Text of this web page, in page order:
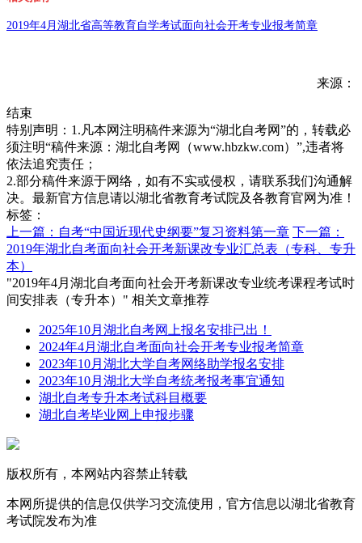
2019年4月湖北省高等教育自学考试面向社会开考专业报考简章
来源：
结束
特别声明：1.凡本网注明稿件来源为“湖北自考网”的，转载必
须注明“稿件来源：湖北自考网（www.hbzkw.com）”,违者将
依法追究责任；
2.部分稿件来源于网络，如有不实或侵权，请联系我们沟通解
决。最新官方信息请以湖北省教育考试院及各教育官网为准！
标签：
上一篇：自考“中国近现代史纲要”复习资料第一章 下一篇：
2019年湖北自考面向社会开考新课改专业汇总表（专科、专升
本）
"2019年4月湖北自考面向社会开考新课改专业统考课程考试时
间安排表（专升本）" 相关文章推荐
2025年10月湖北自考网上报名安排已出！
2024年4月湖北自考面向社会开考专业报考简章
2023年10月湖北大学自考网络助学报名安排
2023年10月湖北大学自考统考报考事宜通知
湖北自考专升本考试科目概要
湖北自考毕业网上申报步骤
版权所有，本网站内容禁止转载
本网所提供的信息仅供学习交流使用，官方信息以湖北省教育
考试院发布为准